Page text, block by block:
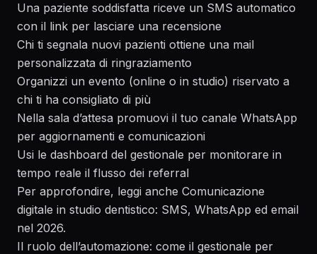
Una paziente soddisfatta riceve un SMS automatico
con il link per lasciare una recensione
Chi ti segnala nuovi pazienti ottiene una mail
personalizzata di ringraziamento
Organizzi un evento (online o in studio) riservato a
chi ti ha consigliato di più
Nella sala d’attesa promuovi il tuo canale WhatsApp
per aggiornamenti e comunicazioni
Usi le dashboard del gestionale per monitorare in
tempo reale il flusso dei referral
Per approfondire, leggi anche Comunicazione
digitale in studio dentistico: SMS, WhatsApp ed email
nel 2026.
Il ruolo dell’automazione: come il gestionale per